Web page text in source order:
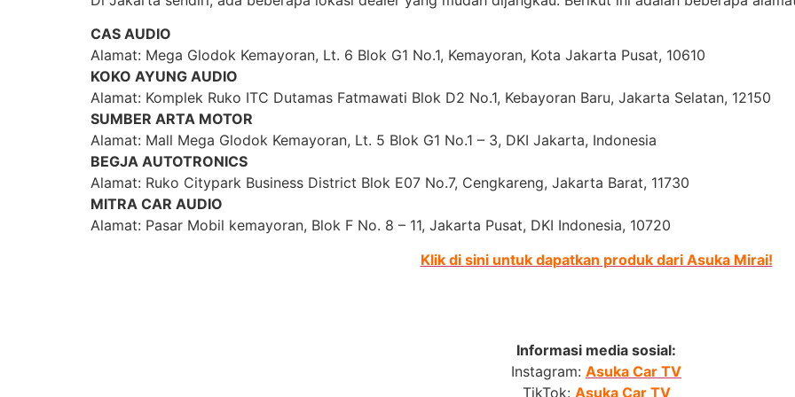
CAS AUDIO
Alamat: Mega Glodok Kemayoran, Lt. 6 Blok G1 No.1, Kemayoran, Kota Jakarta Pusat, 10610
KOKO AYUNG AUDIO
Alamat: Komplek Ruko ITC Dutamas Fatmawati Blok D2 No.1, Kebayoran Baru, Jakarta Selatan, 12150
SUMBER ARTA MOTOR
Alamat: Mall Mega Glodok Kemayoran, Lt. 5 Blok G1 No.1 – 3, DKI Jakarta, Indonesia
BEGJA AUTOTRONICS
Alamat: Ruko Citypark Business District Blok E07 No.7, Cengkareng, Jakarta Barat, 11730
MITRA CAR AUDIO
Alamat: Pasar Mobil kemayoran, Blok F No. 8 – 11, Jakarta Pusat, DKI Indonesia, 10720
Klik di sini untuk dapatkan produk dari Asuka Mirai!
Informasi media sosial:
Instagram: Asuka Car TV
TikTok: Asuka Car TV